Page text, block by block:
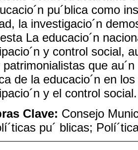
pu´blica como
la investigacio´n
La educacio´n
y control social,
patrimonialistas que
de la educacio´n en
y el control
Clave: Consejo
pu´ blicas;